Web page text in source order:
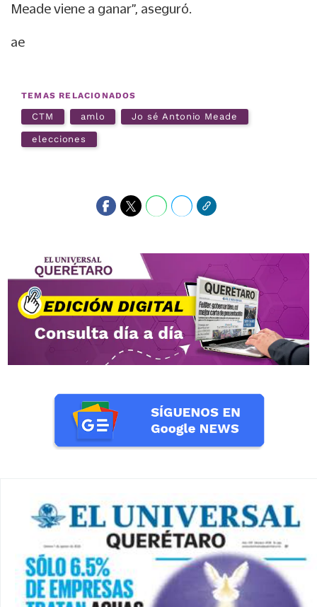
Meade viene a ganar”, aseguró.
ae
TEMAS RELACIONADOS
CTM amlo Jo sé Antonio Meade
elecciones